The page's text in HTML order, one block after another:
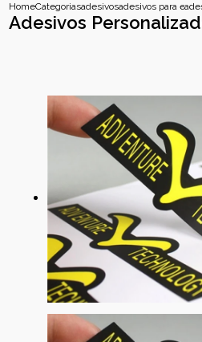
HomeCategoriasadesivosadesivos para
Adesivos